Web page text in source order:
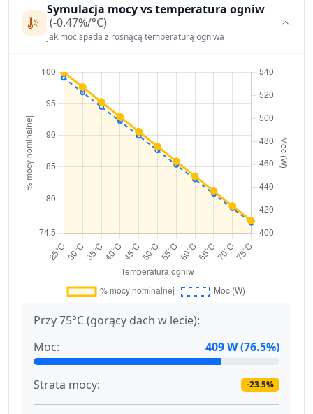
Symulacja mocy vs temperatura ogniw
(-0.47%/°C)
jak moc spada z rosnącą temperaturą ogniwa
Przy 75°C (gorący dach w lecie):
Moc:
409 W (76.5%)
Strata mocy: -23.5%